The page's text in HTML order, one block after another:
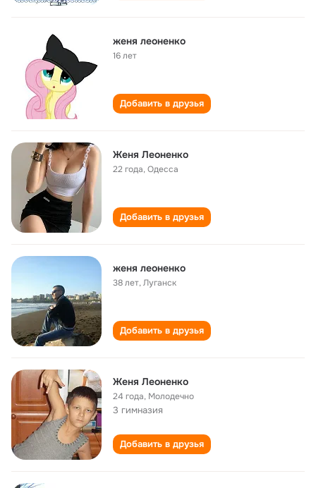
женя леоненко
16 лет
Добавить в друзья
Женя Леоненко
22 года,Одесса
Добавить в друзья
женя леоненко
38 лет,Луганск
Добавить в друзья
Женя Леоненко
24 года, Молодечно
3 гимназия
Добавить в друзья